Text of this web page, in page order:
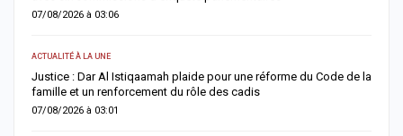
07/08/2026 à 03:06
ACTUALITÉ À LA UNE
Justice : Dar Al Istiqaamah plaide pour une réforme du Code de la
famille et un renforcement du rôle des cadis
07/08/2026 à 03:01